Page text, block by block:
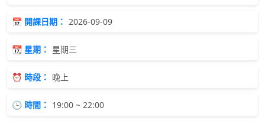
📅 開課日期： 2026-09-09
📆 星期： 星期三
⏰ 時段： 晚上
🕒 時間： 19:00 ~ 22:00